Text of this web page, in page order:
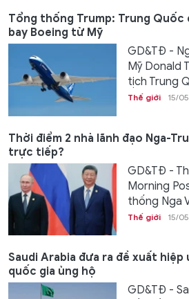
Tổng thống Trump: Trung Quốc
bay Boeing từ Mỹ
GD&TĐ -
Mỹ Donald
tịch Trung
Thế giới 15/
Thời điểm 2 nhà lãnh đạo Nga-
trực tiếp?
GD&TĐ -
Morning
thống Nga
Thế giới 15/
Saudi Arabia đưa ra đề xuất
quốc gia ủng hộ
GD&TĐ -